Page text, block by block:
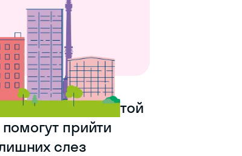
в столице. В этой
прийти
слез